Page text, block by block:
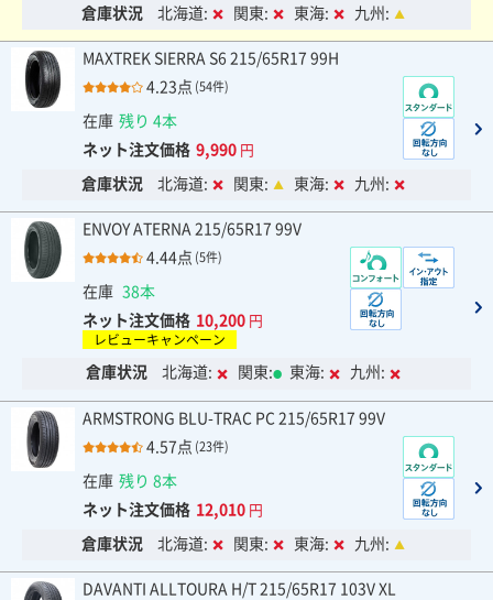
倉庫状況 北海道: 関東: 東海: 九州:
MAXTREK SIERRA S6 215/65R17 99H
4.23点 (54件)
在庫 残り 4本
ネット注文価格 9,990 円
倉庫状況 北海道: 関東: 東海: 九州:
ENVOY ATERNA 215/65R17 99V
4.44点 (5件)
在庫 38本
ネット注文価格 10,200 円
レビューキャンペーン
倉庫状況 北海道: 関東: 東海: 九州:
ARMSTRONG BLU-TRAC PC 215/65R17 99V
4.57点 (23件)
在庫 残り 8本
ネット注文価格 12,010 円
倉庫状況 北海道: 関東: 東海: 九州:
DAVANTI ALLTOURA H/T 215/65R17 103V XL